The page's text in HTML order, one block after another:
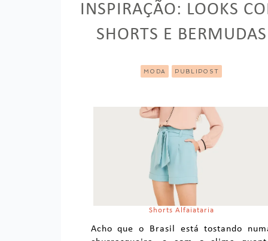
INSPIRAÇÃO: LOOKS
SHORTS E BERMUDAS
MODA PUBLIPOST
Shorts Alfaiataria
Acho que o Brasil está tostando